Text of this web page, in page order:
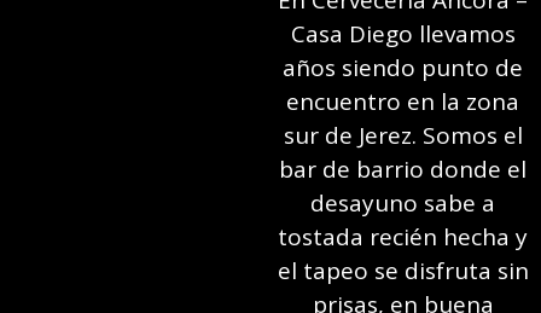
Casa Diego llevamos
años siendo punto de
encuentro en la zona
sur de Jerez. Somos el
bar de barrio donde el
desayuno sabe a
tostada recién hecha y
el tapeo se disfruta sin
prisas, en buena